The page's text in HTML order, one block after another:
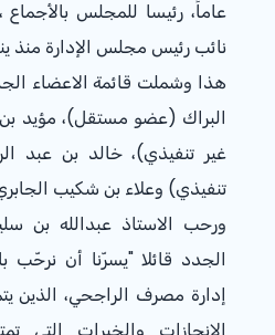
عاماً، رئيسا للمجلس
نائب رئيس مجلس الإدارة منذ يناير
هذا وشملت قائمة الاعضاء
البراك (عضو مستقل)، مؤيد
غير تنفيذي)، خالد بن عبد
تنفيذي) وعلاء بن شكيب
ورحب الاستاذ عبدالله بن
الجدد قائلا "يسرّنا أن
إدارة مصرف الراجحي،